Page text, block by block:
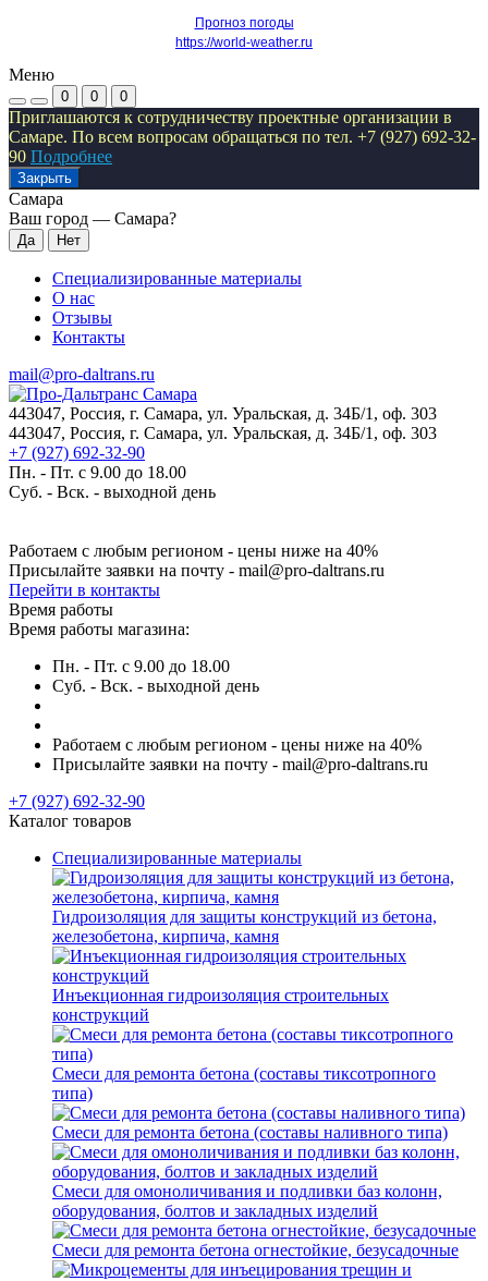
Прогноз погоды
https://world-weather.ru
Меню
0 0 0
Приглашаются к сотрудничеству проектные организации в
Самаре. По всем вопросам обращаться по тел. +7 (927) 692-32-
90 Подробнее
Закрыть
Самара
Ваш город — Самара?
Специализированные материалы
О нас
Отзывы
Контакты
mail@pro-daltrans.ru
443047, Россия, г. Самара, ул. Уральская, д. 34Б/1, оф. 303
443047, Россия, г. Самара, ул. Уральская, д. 34Б/1, оф. 303
+7 (927) 692-32-90
Пн. - Пт. с 9.00 до 18.00
Суб. - Вск. - выходной день
Работаем с любым регионом - цены ниже на 40%
Присылайте заявки на почту - mail@pro-daltrans.ru
Перейти в контакты
Время работы
Время работы магазина:
Пн. - Пт. с 9.00 до 18.00
Суб. - Вск. - выходной день
Работаем с любым регионом - цены ниже на 40%
Присылайте заявки на почту - mail@pro-daltrans.ru
+7 (927) 692-32-90
Каталог товаров
Специализированные материалы
Гидроизоляция для защиты конструкций из бетона,
железобетона, кирпича, камня
Инъекционная гидроизоляция строительных
конструкций
Смеси для ремонта бетона (составы тиксотропного
типа)
Смеси для ремонта бетона (составы наливного типа)
Смеси для омоноличивания и подливки баз колонн,
оборудования, болтов и закладных изделий
Смеси для ремонта бетона огнестойкие, безусадочные